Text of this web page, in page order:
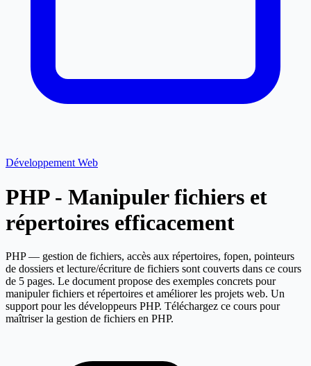
Développement Web
PHP - Manipuler fichiers et
répertoires efficacement
PHP — gestion de fichiers, accès aux répertoires, fopen, pointeurs
de dossiers et lecture/écriture de fichiers sont couverts dans ce cours
de 5 pages. Le document propose des exemples concrets pour
manipuler fichiers et répertoires et améliorer les projets web. Un
support pour les développeurs PHP. Téléchargez ce cours pour
maîtriser la gestion de fichiers en PHP.